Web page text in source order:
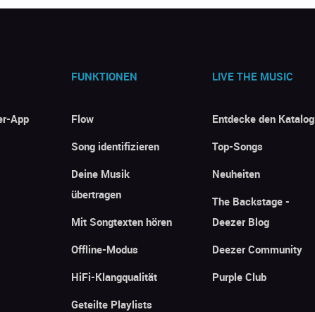
App
FUNKTIONEN
Flow
Song identifizieren
Deine Musik
übertragen
Mit Songtexten hören
Offline-Modus
HiFi-Klangqualität
Geteilte Playlists
LIVE THE MUSIC
Entdecke den Katalog
Top-Songs
Neuheiten
The Backstage -
Deezer Blog
Deezer Community
Purple Club